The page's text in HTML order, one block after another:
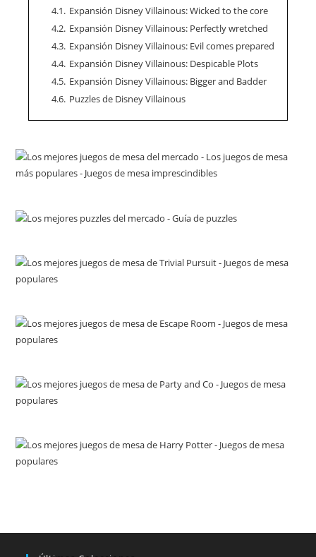
4.1. Expansión Disney Villainous: Wicked to the core
4.2. Expansión Disney Villainous: Perfectly wretched
4.3. Expansión Disney Villainous: Evil comes prepared
4.4. Expansión Disney Villainous: Despicable Plots
4.5. Expansión Disney Villainous: Bigger and Badder
4.6. Puzzles de Disney Villainous